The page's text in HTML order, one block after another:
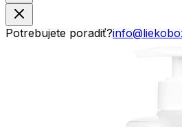
Potrebujete poradiť?